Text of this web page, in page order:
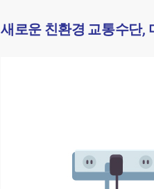
새로운 친환경 교통수단,